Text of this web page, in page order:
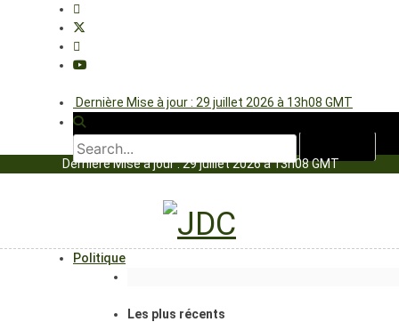
Dernière Mise à jour : 29 juillet 2026 à 13h08 GMT
Dernière Mise à jour : 29 juillet 2026 à 13h08 GMT
Politique
Les plus récents